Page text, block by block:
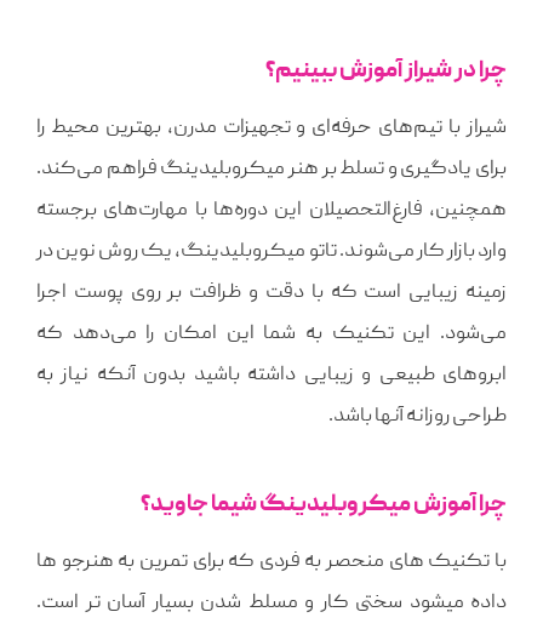
چرا در شیراز آموزش ببینیم؟
شیراز با تیم‌های حرفه‌ای و تجهیزات مدرن، بهترین محیط را
برای یادگیری و تسلط بر هنر میکروبلیدینگ فراهم می‌کند.
همچنین، فارغ‌التحصیلان این دوره‌ها با مهارت‌های برجسته
وارد بازار کار می‌شوند. تاتو میکروبلیدینگ، یک روش نوین در
زمینه زیبایی است که با دقت و ظرافت بر روی پوست اجرا
می‌شود. این تکنیک به شما این امکان را می‌دهد که
ابروهای طبیعی و زیبایی داشته باشید بدون آنکه نیاز به
طراحی روزانه آنها باشد.
چرا آموزش میکروبلیدینگ شیما جاوید؟
با تکنیک های منحصر به فردی که برای تمرین به هنرجو ها
داده میشود سختی کار و مسلط شدن بسیار آسان تر است.